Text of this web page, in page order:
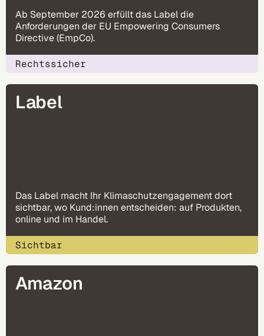
Ab September 2026 erfüllt das Label die
Anforderungen der EU Empowering Consumers
Directive (EmpCo).
Rechtssicher
Label
Das Label macht Ihr Klimaschutzengagement dort
sichtbar, wo Kund:innen entscheiden: auf Produkten,
online und im Handel.
Sichtbar
Amazon